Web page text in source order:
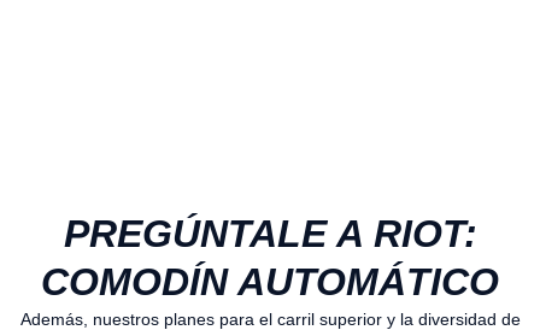
PREGÚNTALE A RIOT:
COMODÍN AUTOMÁTICO
Además, nuestros planes para el carril superior y la diversidad de